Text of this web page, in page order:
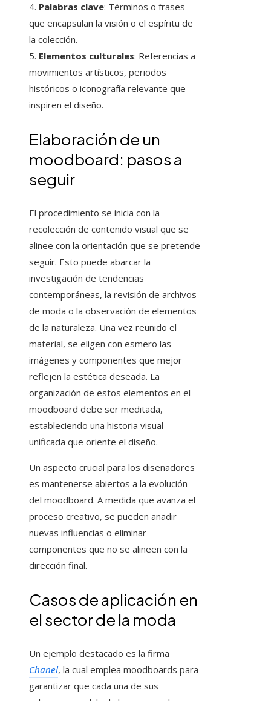
4. Palabras clave: Términos o frases
que encapsulan la visión o el espíritu de
la colección.
5. Elementos culturales: Referencias a
movimientos artísticos, periodos
históricos o iconografía relevante que
inspiren el diseño.
Elaboración de un
moodboard: pasos a
seguir
El procedimiento se inicia con la
recolección de contenido visual que se
alinee con la orientación que se pretende
seguir. Esto puede abarcar la
investigación de tendencias
contemporáneas, la revisión de archivos
de moda o la observación de elementos
de la naturaleza. Una vez reunido el
material, se eligen con esmero las
imágenes y componentes que mejor
reflejen la estética deseada. La
organización de estos elementos en el
moodboard debe ser meditada,
estableciendo una historia visual
unificada que oriente el diseño.
Un aspecto crucial para los diseñadores
es mantenerse abiertos a la evolución
del moodboard. A medida que avanza el
proceso creativo, se pueden añadir
nuevas influencias o eliminar
componentes que no se alineen con la
dirección final.
Casos de aplicación en
el sector de la moda
Un ejemplo destacado es la firma
Chanel, la cual emplea moodboards para
garantizar que cada una de sus